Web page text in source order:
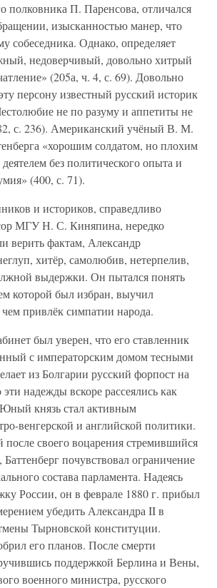
полковника П. Паренсова, отличался
изысканностью манер, что
собеседника. Однако, определяет
недоверчивый, довольно хитрый
(205а, ч. 4, с. 69). Довольно
персону известный русский историк
не по разуму и аппетиты не
с. 236). Американский учёный В. М.
«хорошим солдатом, но плохим
без политического опыта и
(400, с. 71).
и историков, справедливо
МГУ Н. С. Киняпина, нередко
верить фактам, Александр
хитёр, самолюбив, нетерпелив,
выдержки. Он пытался понять
которой был избран, выучил
привлёк симпатии народа.
был уверен, что его ставленник
с императорским домом тесными
из Болгарии русский форпост на
надежды вскоре рассеялись как
князь стал активным
венгерской и английской политики.
своего воцарения стремившийся
почувствовал ограничение
состава парламента. Надеясь
России, он в феврале 1880 г. прибыл
убедить Александра II в
Тырновской конституции.
его планов. После смерти
поддержкой Берлина и Вены,
военного министра, русского